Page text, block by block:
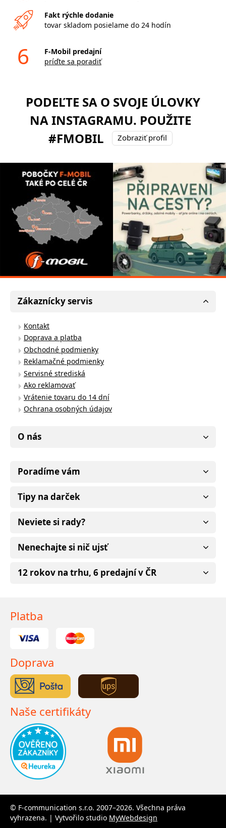
Fakt rýchle dodanie
tovar skladom posielame do 24 hodín
6
F-Mobil predajní
príďte sa poradiť
PODEĽTE SA O SVOJE ÚLOVKY
NA INSTAGRAMU. POUŽITE
#FMOBIL
Zobraziť profil
Zákaznícky servis
Kontakt
Doprava a platba
Obchodné podmienky
Reklamačné podmienky
Servisné strediská
Ako reklamovať
Vrátenie tovaru do 14 dní
Ochrana osobných údajov
O nás
Poradíme vám
Tipy na darček
Neviete si rady?
Nenechajte si nič ujsť
12 rokov na trhu, 6 predajní v ČR
Platba
Doprava
Naše certifikáty
© F-communication s.r.o. 2007–2026. Všechna práva
vyhrazena. | Vytvořilo studio MyWebdesign